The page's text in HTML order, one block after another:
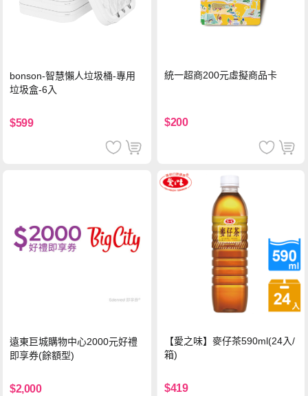
bonson-智慧懶人垃圾桶-專用
垃圾盒-6入
$599
統一超商200元虛擬商品卡
$200
遠東巨城購物中心2000元好禮
即享券(餘額型)
$2,000
【愛之味】麥仔茶590ml(24入/
箱)
$419